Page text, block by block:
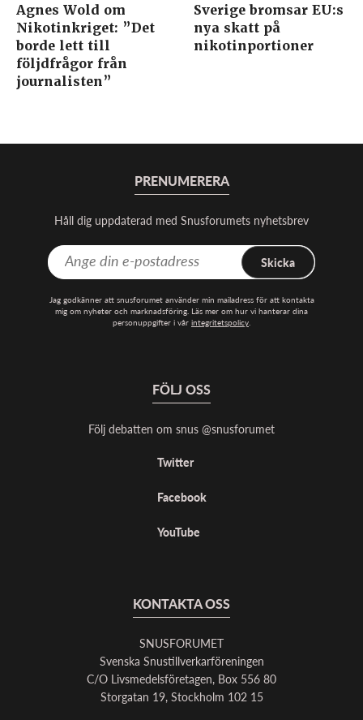
Agnes Wold om
Nikotinkriget: ”Det
borde lett till
följdfrågor från
journalisten”
Sverige bromsar EU:s
nya skatt på
nikotinportioner
PRENUMERERA
Håll dig uppdaterad med Snusforumets nyhetsbrev
Skicka
Jag godkänner att snusforumet använder min mailadress för att kontakta
mig om nyheter och marknadsföring. Läs mer om hur vi hanterar dina
personuppgifter i vår integritetspolicy.
FÖLJ OSS
Följ debatten om snus @snusforumet
Twitter
Facebook
YouTube
KONTAKTA OSS
SNUSFORUMET
Svenska Snustillverkarföreningen
C/O Livsmedelsföretagen, Box 556 80
Storgatan 19, Stockholm 102 15